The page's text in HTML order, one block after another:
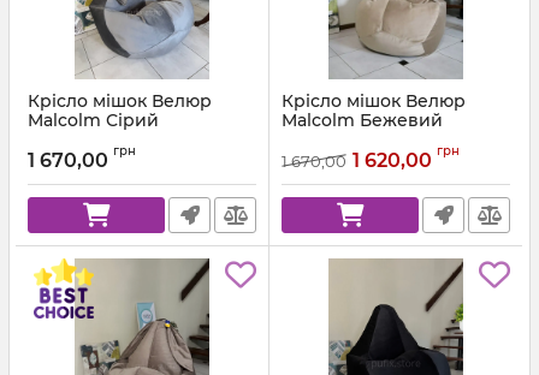
Крісло мішок Велюр
Malcolm Сірий
1 670,00 грн
Крісло мішок Велюр
Malcolm Бежевий
1 670,00 1 620,00 грн